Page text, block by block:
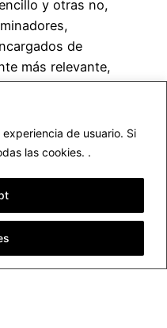
de usuario. Si
las cookies. .
y otras no,
de
más relevante,
al público que asiste…